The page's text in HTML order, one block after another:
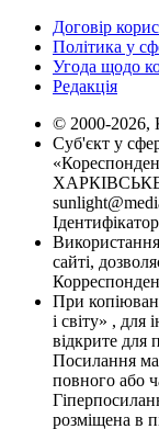
Договір
Політика у
Угода щодо
Редакція
© 2000-2026,
Суб'єкт у
ХАРКІВСЬКЕ
сайті,
При
і світу» , для
відкрите для
Посилання
повного або
розміщена в